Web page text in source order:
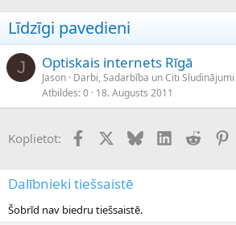
Līdzīgi pavedieni
J Optiskais internets Rīgā
Jason Darbi, Sadarbība un Citi Sludinājumi
Atbildes 0 18. Augusts 2011
Koplietot: FacebookX (Twitter)
BlueskyLinkedInReddit
Dalībnieki tiešsaistē
Šobrīd nav biedru tiešsaistē.